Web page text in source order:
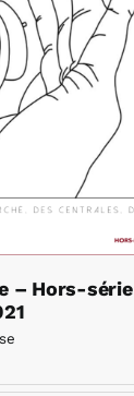
– Hors-série